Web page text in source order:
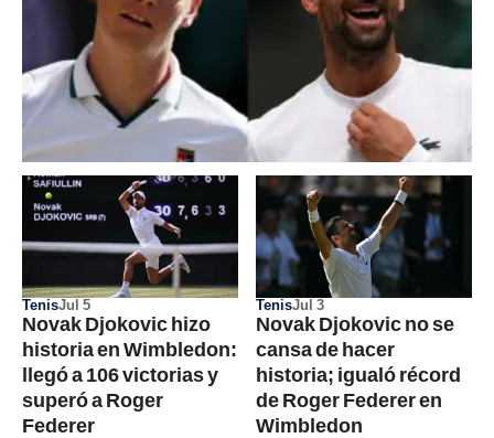
TenisJul 5
Novak Djokovic hizo
historia en Wimbledon:
llegó a 106 victorias y
superó a Roger
Federer
TenisJul 3
Novak Djokovic no se
cansa de hacer
historia; igualó récord
de Roger Federer en
Wimbledon